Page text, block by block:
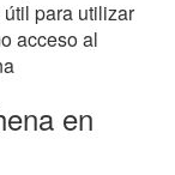
útil para utilizar
acceso al
en